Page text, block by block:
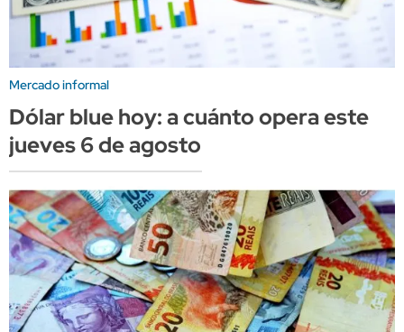
Mercado informal
Dólar blue hoy: a cuánto opera este
jueves 6 de agosto